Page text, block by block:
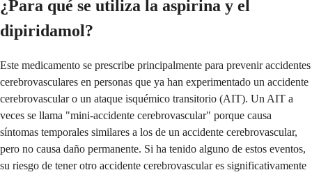
¿Para qué se utiliza la aspirina y el
dipiridamol?
Este medicamento se prescribe principalmente para prevenir accidentes
cerebrovasculares en personas que ya han experimentado un accidente
cerebrovascular o un ataque isquémico transitorio (AIT). Un AIT a
veces se llama "mini-accidente cerebrovascular" porque causa
síntomas temporales similares a los de un accidente cerebrovascular,
pero no causa daño permanente. Si ha tenido alguno de estos eventos,
su riesgo de tener otro accidente cerebrovascular es significativamente